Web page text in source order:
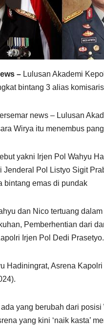
– Lulusan Akademi
bintang 3 alias
news – Lulusan
Wirya itu menembus
yakni Irjen Pol Wahyu
Jenderal Pol Listyo Sigit
bintang emas di pundak
dan Nico tertuang
Pemberhentian dari
Irjen Pol Dedi Prasetyo.
Hadiningrat, Asrena
yang berubah dari
yang kini ‘naik kasta’